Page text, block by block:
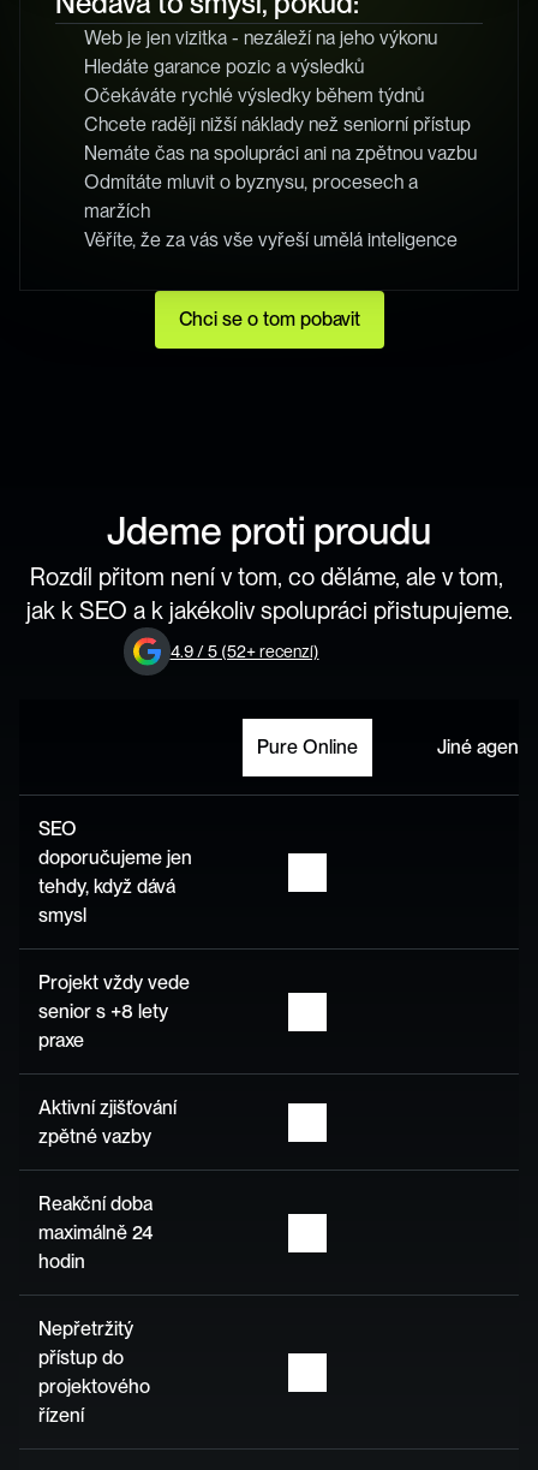
Jdeme proti proudu
Rozdíl přitom není v tom, co děláme, ale v tom,
jak k SEO a k jakékoliv spolupráci přistupujeme.
4.9 / 5 (52+ recenzí)
Pure Online Jiné
SEO
doporučujeme jen
tehdy, když dává
smysl
Projekt vždy vede
senior s +8 lety
praxe
Aktivní zjišťování
zpětné vazby
Reakční doba
maximálně 24
hodin
Nepřetržitý
přístup do
projektového
řízení
Web je jen vizitka - nezáleží na jeho výkonu
Hledáte garance pozic a výsledků
Očekáváte rychlé výsledky během týdnů
Chcete raději nižší náklady než seniorní přístup
Nemáte čas na spolupráci ani na zpětnou vazbu
Odmítáte mluvit o byznysu, procesech a
maržích
Věříte, že za vás vše vyřeší umělá inteligence
Chci se o tom pobavit